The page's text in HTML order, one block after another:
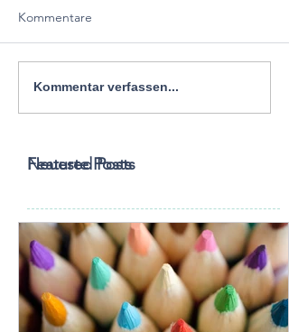
Kommentare
Kommentar verfassen...
Featured Posts
Neueste Posts